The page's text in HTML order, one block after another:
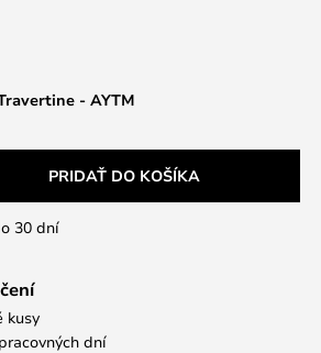
- AYTM
PRIDAŤ DO KOŠÍKA
30 dní
kusy
dní